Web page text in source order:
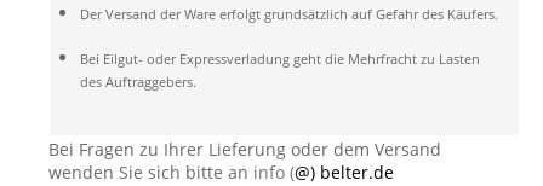
Der Versand der Ware erfolgt grundsätzlich auf Gefahr des Käufers.
Bei Eilgut- oder Expressverladung geht die Mehrfracht zu Lasten
des Auftraggebers.
Bei Fragen zu Ihrer Lieferung oder dem Versand
wenden Sie sich bitte an info (@) belter.de